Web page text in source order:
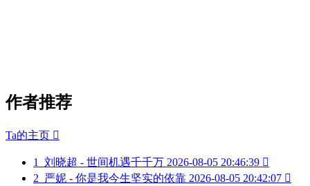
作者推荐
Ta的主页 
1 刘晓超 - 世间机遇千千万 2026-08-05 20:46:39 
2 严妮 - 你是我今生坚实的依靠 2026-08-05 20:42:07 